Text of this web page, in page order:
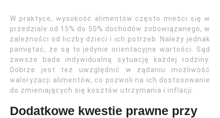
W praktyce, wysokość alimentów często mieści się w
przedziale od 15% do 50% dochodów zobowiązanego, w
zależności od liczby dzieci i ich potrzeb. Należy jednak
pamiętać, że są to jedynie orientacyjne wartości. Sąd
zawsze bada indywidualną sytuację każdej rodziny.
Dobrze jest też uwzględnić w żądaniu możliwość
waloryzacji alimentów, co pozwoli na ich dostosowanie
do zmieniających się kosztów utrzymania i inflacji.
Dodatkowe kwestie prawne przy